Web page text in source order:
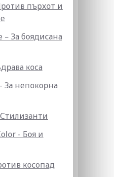
пърхот и
– За боядисана
коса
За непокорна
- Боя и
косопад